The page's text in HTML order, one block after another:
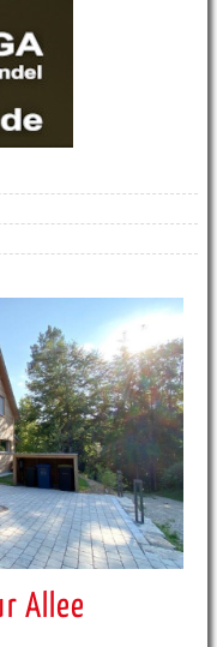
Allee